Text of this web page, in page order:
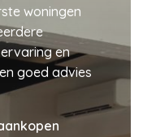
woningen
en
goed advies